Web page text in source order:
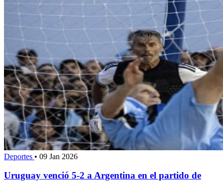
Deportes • 09 Jan 2026
Uruguay venció 5-2 a Argentina en el partido de